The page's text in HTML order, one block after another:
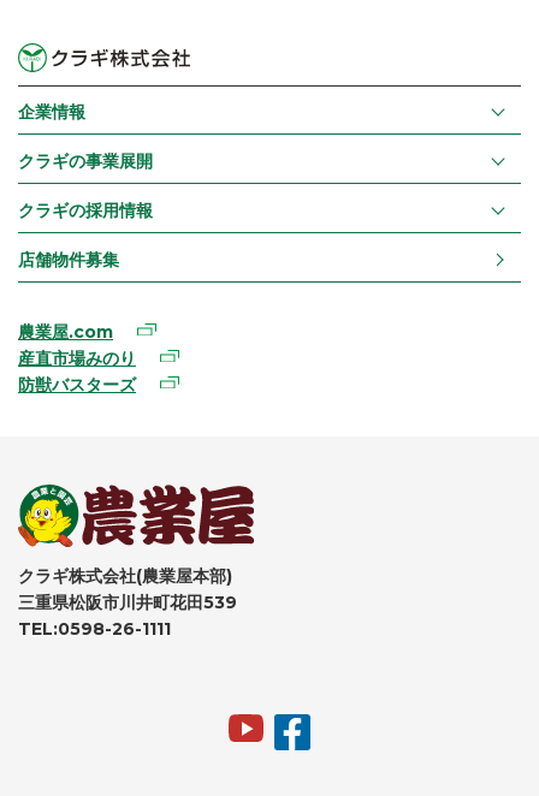
企業情報
クラギの事業展開
クラギの採用情報
店舗物件募集
農業屋.com
産直市場みのり
防獣バスターズ
クラギ株式会社(農業屋本部)
三重県松阪市川井町花田539
TEL:0598-26-1111